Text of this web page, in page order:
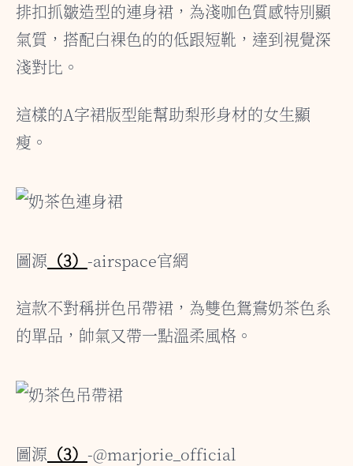
排扣抓皺造型的連身裙，為淺咖色質感特別顯
氣質，搭配白裸色的的低跟短靴，達到視覺深
淺對比。
這樣的A字裙版型能幫助梨形身材的女生顯
瘦。
圖源 （3） -airspace官網
這款不對稱拼色吊帶裙，為雙色鴛鴦奶茶色系
的單品，帥氣又帶一點溫柔風格。
圖源 （3） -@marjorie_official